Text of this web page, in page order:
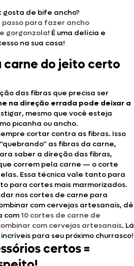
de bife ancho?
passo para fazer ancho
gorgonzola! É uma delícia e
na sua casa!
carne do jeito certo
das fibras que precisa ser
na direção errada pode deixar a
mesmo que você esteja
picanha ou ancho.
cortar contra as fibras. Isso
as fibras da carne,
saber a direção das fibras,
correm pela carne — o corte
Essa técnica vale tanto para
para cortes mais marmorizados.
nos cortes de carne para
com cervejas artesanais, dê
com10 cortes de carne de
com cervejas artesanais. Lá
para seu próximo churrasco!
certos =